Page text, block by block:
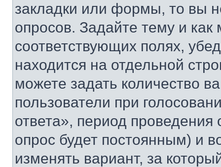
закладки или формы, то вы
опросов. Задайте тему и
соответствующих полях,
находится на отдельной
можете задать количество
пользователи при
ответа», период проведения
опрос будет постоянным) и
изменять вариант, за